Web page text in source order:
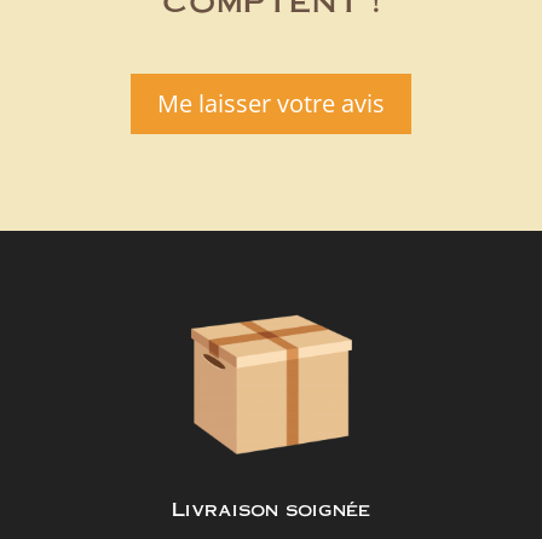
Me laisser votre avis
Livraison soignée